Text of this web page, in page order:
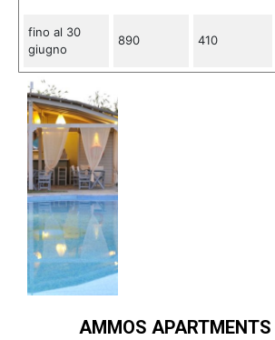
fino al 30
giugno
890 410
AMMOS